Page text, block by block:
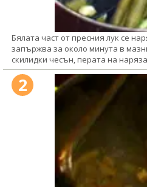
Бялата част от пресния лук се
запържва за около минута в
скилидки чесън, перата на
2